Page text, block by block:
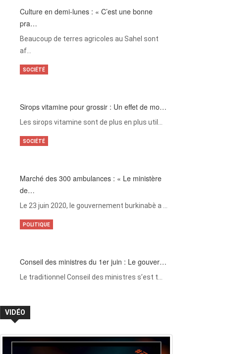
Culture en demi-lunes : « C’est une bonne
pra…
Beaucoup de terres agricoles au Sahel sont
af…
Sirops vitamine pour grossir : Un effet de mo…
Les sirops vitamine sont de plus en plus util…
SOCIÉTÉ
Marché des 300 ambulances : « Le ministère
de…
Le 23 juin 2020, le gouvernement burkinabè a …
SOCIÉTÉ
Conseil des ministres du 1er juin : Le gouver…
Le traditionnel Conseil des ministres s’est t…
POLITIQUE
VIDÉO